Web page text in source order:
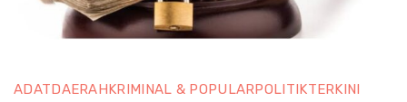
ADATDAERAHKRIMINAL & POPULARPOLITIKTERKINI